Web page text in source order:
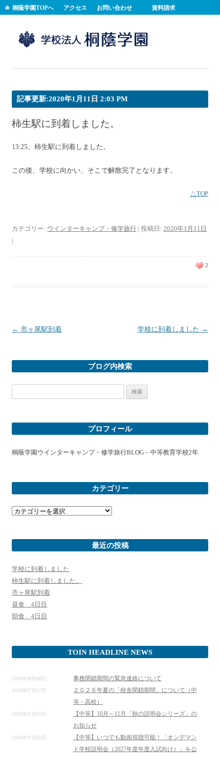
桐蔭学園TOPへ アクセス お問い合わせ 資料請求
記事更新:2020年1月11日 2:03 PM
柿生駅に到着しました。
13:25、柿生駅に到着しました。
この後、学校に向かい、そこで解散完了となります。
△TOP
カテゴリー: ウインターキャンプ・修学旅行 | 投稿日: 2020年1月11日
|
2
投稿ナビゲーション
← 市ヶ尾駅到着 学校に到着しました →
ブログ内検索
索:
プロフィール
桐蔭学園ウインターキャンプ・修学旅行BLOG – 中等教育学校2年
カテゴリー
カ
テ
最近の投稿
学校に到着しました
柿生駅に到着しました。
市ヶ尾駅到着
昼食 4日目
朝食 4日目
TOIN HEADLINE NEWS
2026年08月08日 事務閉鎖期間の緊急連絡について
2026年07月27日
２０２６年夏の「校舎閉鎖期間」について（中
等・高校）
2026年07月25日
【中等】10月～11月「秋の説明会シリーズ」の
お知らせ
2026年07月25日
【中等】いつでも動画視聴可能！「オンデマン
ド学校説明会（2027年度年度入試向け）」を公